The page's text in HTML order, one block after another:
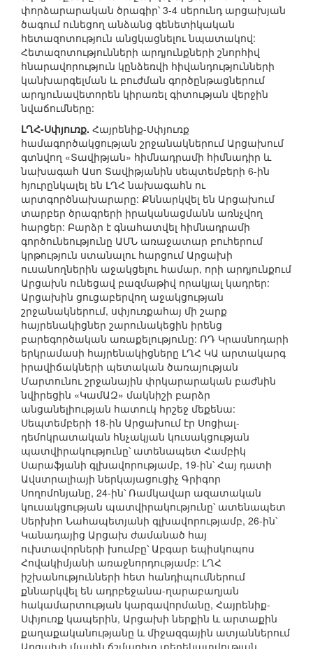
փորձարարական ծրագիր՝ 3-4 սերունդ արցախյան
ծագում ունեցող անձանց գենետիկական
հետազոտություն անցկացնելու նպատակով:
Հետազոտությունների արդյունքների շնորհիվ
հնարավորություն կընձեռվի հիվանդությունների
կանխարգելման և բուժման գործընթացներում
արդյունավետորեն կիրառել գիտության վերջին
նվաճումները:
ԼՂՀ-Սփյուռք. Հայրենիք-Սփյուռք
համագործակցության շրջանակներում Արցախում
գտնվող «Տավիթյան» հիմնադրամի հիմնադիր և
նախագահ Ասո Տավիթյանին սեպտեմբերի 6-ին
հյուրընկալել են ԼՂՀ նախագահն ու
արտգործնախարարը: Քննարկվել են Արցախում
տարբեր ծրագրերի իրականացմանն առնչվող
հարցեր: Բարձր է գնահատվել հիմնադրամի
գործունեությունը ԱՄՆ առաջատար բուհերում
կրթություն ստանալու հարցում Արցախի
ուսանողներին աջակցելու համար, որի արդյունքում
Արցախն ունեցավ բազմաթիվ որակյալ կադրեր:
Արցախին ցուցաբերվող աջակցության
շրջանակներում, սփյուռքահայ մի շարք
հայրենակիցներ շարունակեցին իրենց
բարեգործական առաքելությունը: ՌԴ Կրասնոդարի
երկրամասի հայրենակիցները ԼՂՀ ԿԱ արտակարգ
իրավիճակների պետական ծառայության
Մարտունու շրջանային փրկարարական բաժնին
նվիրեցին «ԿամԱԶ» մակնիշի բարձր
անցանելիության հատուկ հրշեջ մեքենա:
Սեպտեմբերի 18-ին Արցախում էր Սոցիալ-
դեմոկրատական հնչակյան կուսակցության
պատվիրակությունը՝ ատենապետ Համբիկ
Սարաֆյանի գլխավորությամբ, 19-ին՝ Հայ դատի
Ավստրալիայի ներկայացուցիչ Գրիգոր
Սողոմոնյանը, 24-ին՝ Ռամկավար ազատական
կուսակցության պատվիրակությունը՝ ատենապետ
Սերխիո Նահապետյանի գլխավորությամբ, 26-ին՝
Կանադայից Արցախ ժամանած հայ
ուխտավորների խումբը՝ Աբգար եպիսկոպոս
Հովակիմյանի առաջնորդությամբ: ԼՂՀ
իշխանությունների հետ հանդիպումներում
քննարկվել են ադրբեջանա-ղարաբաղյան
հակամարտության կարգավորմանը, Հայրենիք-
Սփյուռք կապերին, Արցախի ներքին և արտաքին
քաղաքականությանը և միջազգային ատյաններում